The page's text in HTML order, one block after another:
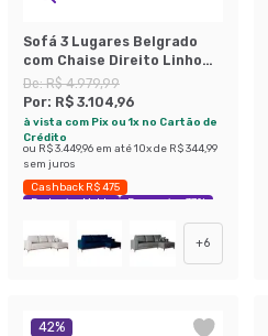
Sofá 3 Lugares Belgrado
com Chaise Direito Linho
Grafite 230 cm
De:R$ 4.979,99
Por: R$ 3.104,96
à vista com Pix ou 1x no Cartão de
Crédito
ou R$ 3.449,96 em até10x de R$ 344,99
sem juros
Cashback R$ 475
Exclusivo Mobly
Economize 37%
+6
42%